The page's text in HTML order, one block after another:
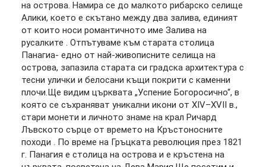
на острова. Намира се до малкото рибарско селище
Алики, което е скътано между два залива, единият
от които носи романтичното име Залива на
русалките . Отпътуваме към старата столица
Панагиа- едно от най-живописните селища на
острова, запазила старата си градска архитектура с
тесни улички и белосани къщи покрити с каменни
плочи.Ще видим църквата „Успение Богоросично“, в
която се съхраняват уникални икони от XIV–XVII в.,
стари монети и личното знаме на крал Ричард
Лъвското сърце от времето на Кръстоносните
походи . По време на Гръцката революция през 1821
г. Панагия е столица на острова и е кръстена на